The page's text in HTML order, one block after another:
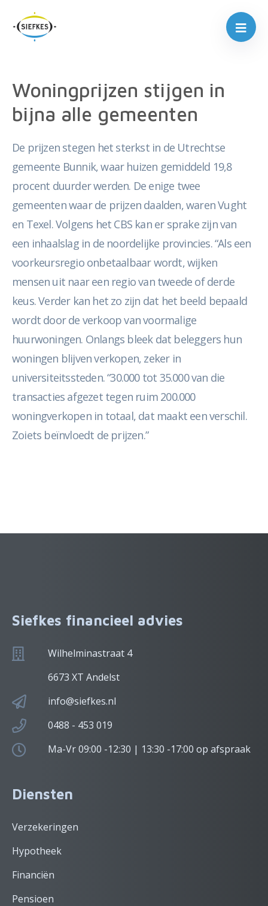
Woningprijzen stijgen in
bijna alle gemeenten
De prijzen stegen het sterkst in de Utrechtse
gemeente Bunnik, waar huizen gemiddeld 19,8
procent duurder werden. De enige twee
gemeenten waar de prijzen daalden, waren Vught
en Texel. Volgens het CBS kan er sprake zijn van
een inhaalslag in de noordelijke provincies. “Als een
voorkeursregio onbetaalbaar wordt, wijken
mensen uit naar een regio van tweede of derde
keus. Verder kan het zo zijn dat het beeld bepaald
wordt door de verkoop van voormalige
huurwoningen. Onlangs bleek dat beleggers hun
woningen blijven verkopen, zeker in
universiteitssteden. “30.000 tot 35.000 van die
transacties afgezet tegen ruim 200.000
woningverkopen in totaal, dat maakt een verschil.
Zoiets beïnvloedt de prijzen.”
Siefkes financieel advies
Wilhelminastraat 4
6673 XT Andelst
info@siefkes.nl
0488 - 453 019
Ma-Vr 09:00 -12:30 | 13:30 -17:00 op afspraak
Diensten
Verzekeringen
Hypotheek
Financiën
Pensioen